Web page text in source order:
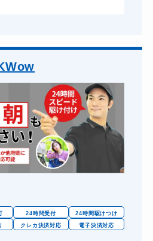
24時間受付
24時間駆けつけ
クレカ決済対応
電子決済対応